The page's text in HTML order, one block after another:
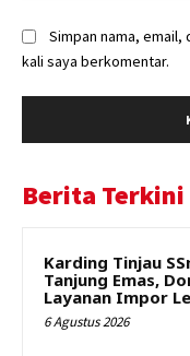
Simpan nama,
kali saya berkomentar.
Berita Terkini
Karding Tinjau
Tanjung Emas,
Layanan Impor
6 Agustus 2026